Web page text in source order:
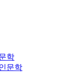
학
문학